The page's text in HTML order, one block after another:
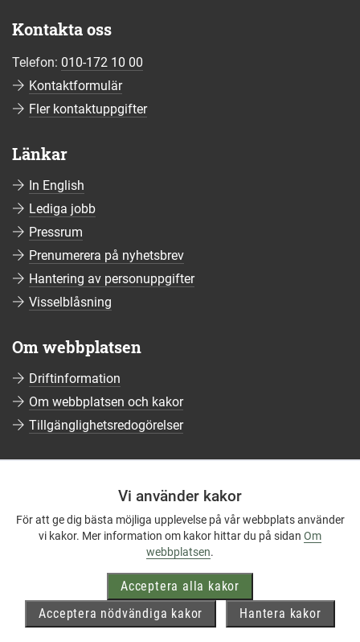
Vi använder kakor
För att ge dig bästa möjliga upplevelse på vår webbplats använder
vi kakor. Mer information om kakor hittar du på sidan Om
webbplatsen.
Acceptera alla kakor
Acceptera nödvändiga kakor
Hantera kakor
Kontakta oss
Telefon: 010-172 10 00
Kontaktformulär
Fler kontaktuppgifter
Länkar
In English
Lediga jobb
Pressrum
Prenumerera på nyhetsbrev
Hantering av personuppgifter
Visselblåsning
Om webbplatsen
Driftinformation
Om webbplatsen och kakor
Tillgänglighetsredogörelser
Följ oss på Facebook
Följ oss på Instagram
Följ oss på LinkedIn
Mer om våra sociala medier